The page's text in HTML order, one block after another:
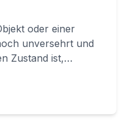
oder einer
unversehrt und
Zustand ist,
'intak...